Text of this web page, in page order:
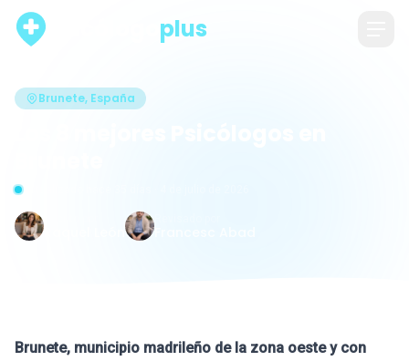
plus
Brunete, España
Actualizado hace 35 días · 4 de julio de 2026
Brunete, municipio madrileño de la zona oeste y con